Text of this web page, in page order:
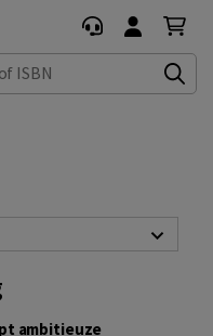
ambitieuze